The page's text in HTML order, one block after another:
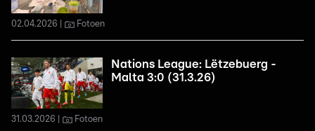
02.04.2026 Fotoen
Nations League: Lëtzebuerg -
Malta 3:0 (31.3.26)
31.03.2026 Fotoen